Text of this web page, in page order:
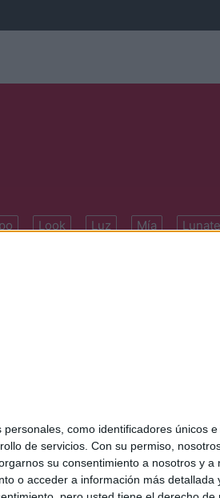
como identificadores únicos
de servicios. Con su permiso,
su consentimiento a nosotros y
o acceder a información más
Look Luz Mía
| (5411) 7091-4922 | E-